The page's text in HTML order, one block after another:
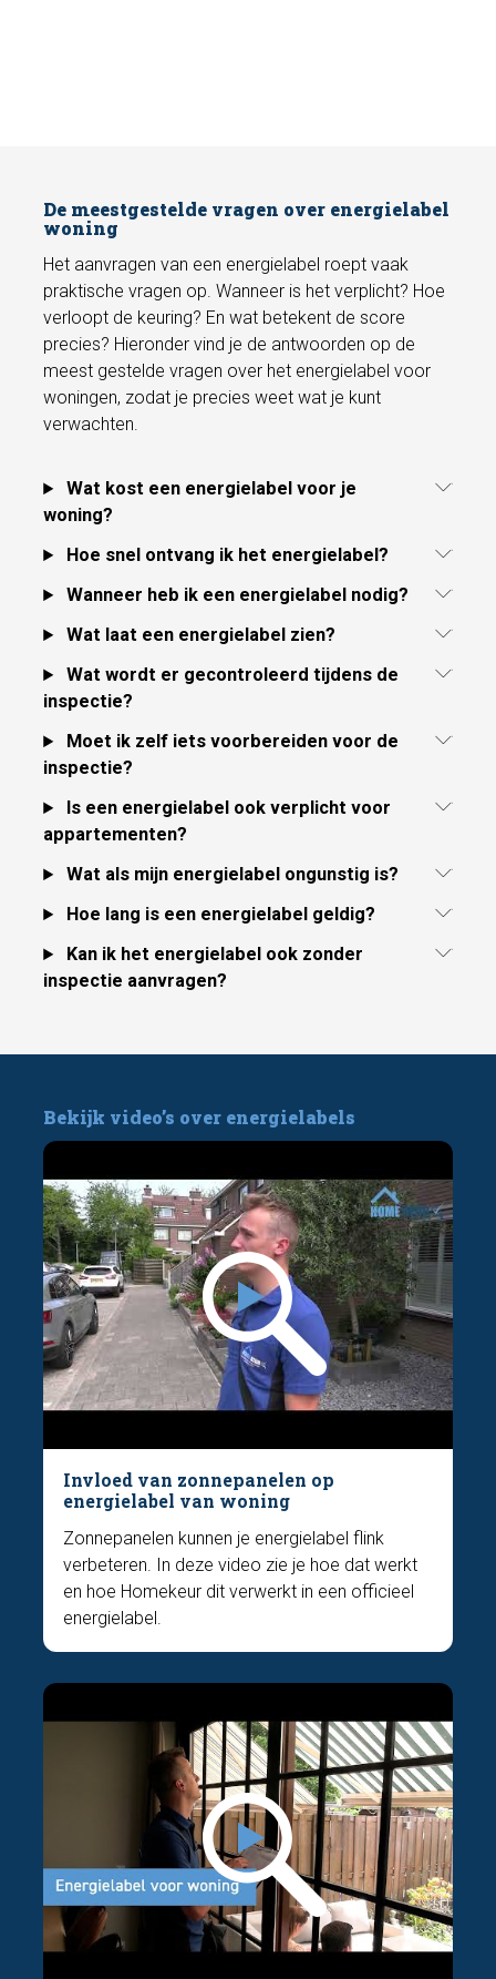
De meestgestelde vragen over energielabel
woning
Het aanvragen van een energielabel roept vaak
praktische vragen op. Wanneer is het verplicht? Hoe
verloopt de keuring? En wat betekent de score
precies? Hieronder vind je de antwoorden op de
meest gestelde vragen over het energielabel voor
woningen, zodat je precies weet wat je kunt
verwachten.
Wat kost een energielabel voor je
woning?
Hoe snel ontvang ik het energielabel?
Wanneer heb ik een energielabel nodig?
Wat laat een energielabel zien?
Wat wordt er gecontroleerd tijdens de
inspectie?
Moet ik zelf iets voorbereiden voor de
inspectie?
Is een energielabel ook verplicht voor
appartementen?
Wat als mijn energielabel ongunstig is?
Hoe lang is een energielabel geldig?
Kan ik het energielabel ook zonder
inspectie aanvragen?
Bekijk video’s over energielabels
Invloed van zonnepanelen op
energielabel van woning
Zonnepanelen kunnen je energielabel flink
verbeteren. In deze video zie je hoe dat werkt
en hoe Homekeur dit verwerkt in een officieel
energielabel.